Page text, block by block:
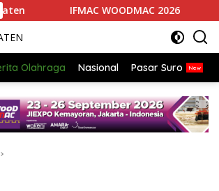
IFMAC WOODMAC 2026
Olahraga Nasional Pasar Suro